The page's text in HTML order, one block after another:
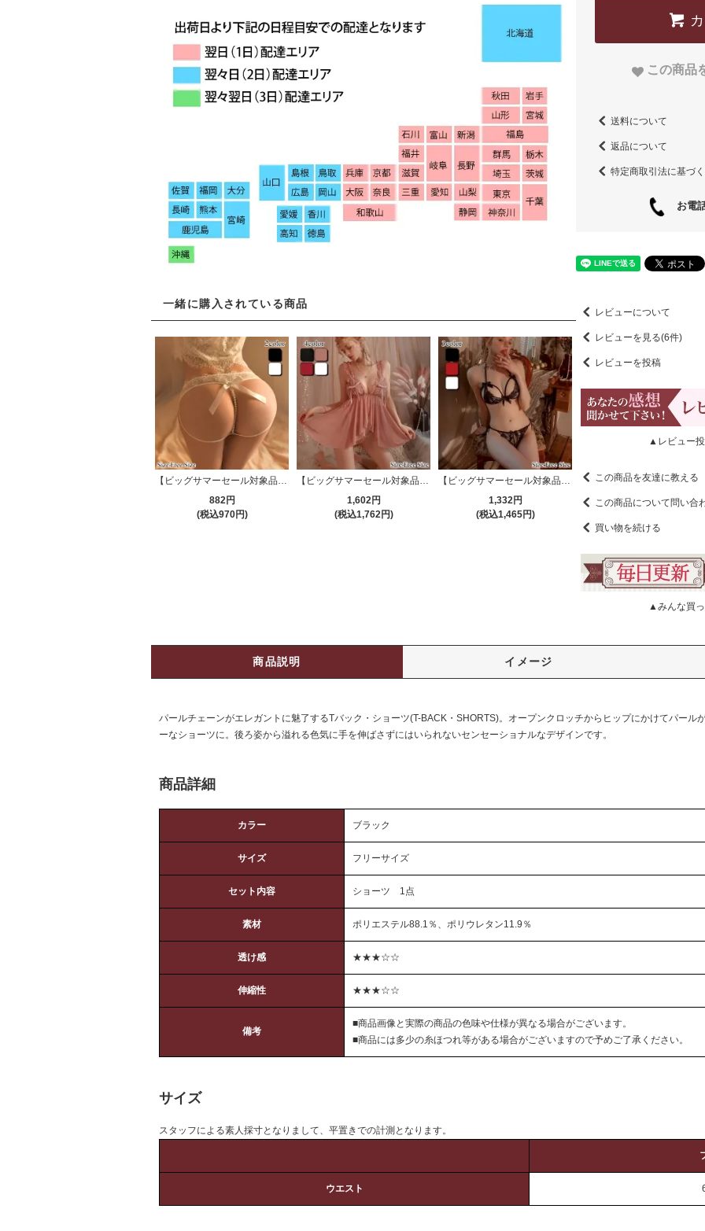
一緒に購入されている商品
【ビッグサマーセール対象品】Tバック・ショーツ(T-BACK・SHORTS) 770
882円
(税込970円)
【ビッグサマーセール対象品】ベビードール(BABYDOLL) 1857
1,602円
(税込1,762円)
【ビッグサマーセール対象品】ブラ・ショーツセット(BRA・SHORTS SET) 954
1,332円
(税込1,465円)
この商品
送料について
返品について
特定商取引法に基づ
お電
レビューについて
レビューを見る(6件)
レビューを投稿
▲レビュー
この商品を友達に教える
この商品について問い合
買い物を続ける
▲みんな買
商品説明 イメージ
パールチェーンがエレガントに魅了するTバック・ショーツ(T-BACK・SHORTS)。オープンクロッチからヒップにかけてパール
ーなショーツに。後ろ姿から溢れる色気に手を伸ばさずにはいられないセンセーショナルなデザインです。
商品詳細
カラー ブラック
サイズ フリーサイズ
セット内容 ショーツ 1点
素材 ポリエステル88.1％、ポリウレタン11.9％
透け感 ★★★☆☆
伸縮性 ★★★☆☆
備考
■商品画像と実際の商品の色味や仕様が異なる場合がございます。
■商品には多少の糸ほつれ等がある場合がございますので予めご了承ください。
サイズ
スタッフによる素人採寸となりまして、平置きでの計測となります。
ウエスト